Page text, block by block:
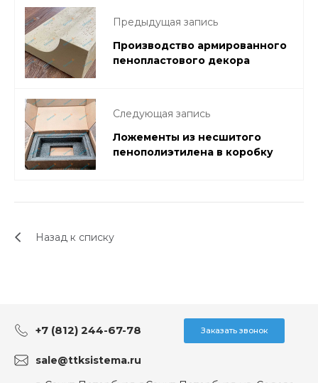
Предыдущая запись
Производство армированного
пенопластового декора
Следующая запись
Ложементы из несшитого
пенополиэтилена в коробку
Назад к списку
+7 (812) 244-67-78 Заказать звонок
sale@ttksistema.ru